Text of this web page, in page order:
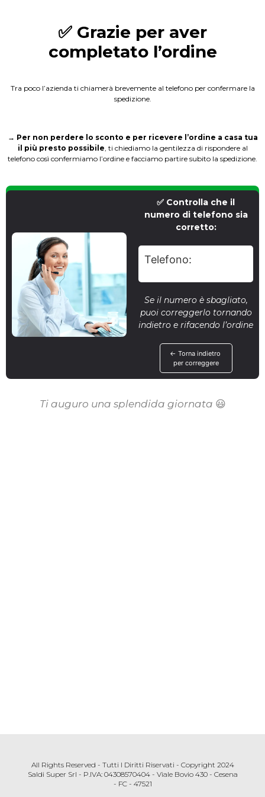
✅ Grazie per aver
completato l’ordine
Tra poco l’azienda ti chiamerà brevemente al telefono per confermare la
spedizione.
→ Per non perdere lo sconto e per ricevere l’ordine a casa tua
il più presto possibile , ti chiediamo la gentilezza di rispondere al
telefono così confermiamo l’ordine e facciamo partire subito la spedizione.
✅ Controlla che il
numero di telefono sia
corretto:
Telefono:
Se il numero è sbagliato,
puoi correggerlo tornando
indietro e rifacendo l’ordine
← Torna indietro
per correggere
Ti auguro una splendida giornata 😃
All Rights Reserved - Tutti I Diritti Riservati - Copyright 2024
Saldi Super Srl - P.IVA: 04308570404 - Viale Bovio 430 - Cesena
- FC - 47521